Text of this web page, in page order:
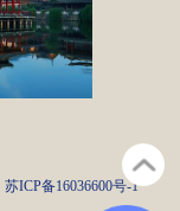
苏ICP备16036600号-1